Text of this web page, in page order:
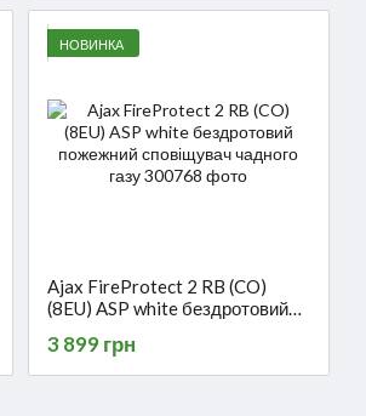
НОВИНКА
Ajax FireProtect 2 RB (CO)
(8EU) ASP white бездротовий
газу
3 899 грн